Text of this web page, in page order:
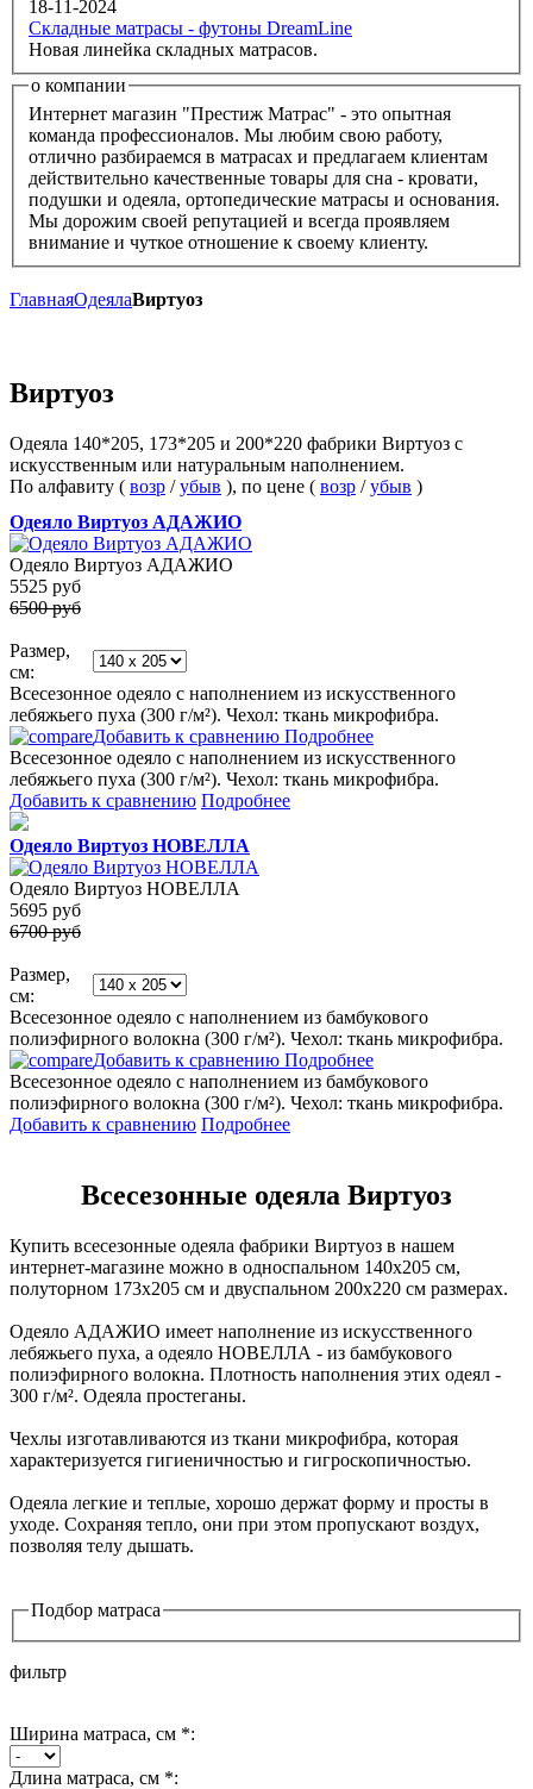
18-11-2024
Складные матрасы - футоны DreamLine
Новая линейка складных матрасов.
о компании
Интернет магазин "Престиж Матрас" - это опытная
команда профессионалов. Мы любим свою работу,
отлично разбираемся в матрасах и предлагаем клиентам
действительно качественные товары для сна - кровати,
подушки и одеяла, ортопедические матрасы и основания.
Мы дорожим своей репутацией и всегда проявляем
внимание и чуткое отношение к своему клиенту.
ГлавнаяОдеялаВиртуоз
Виртуоз
Одеяла 140*205, 173*205 и 200*220 фабрики Виртуоз с
искусственным или натуральным наполнением.
По алфавиту ( возр /убыв ), по цене ( возр /убыв )
Одеяло Виртуоз АДАЖИО
Одеяло Виртуоз АДАЖИО
5525 руб
6500 руб
Размер,
см:
Всесезонное одеяло с наполнением из искусственного
лебяжьего пуха (300 г/м²). Чехол: ткань микрофибра.
Добавить к сравнению Подробнее
Всесезонное одеяло с наполнением из искусственного
лебяжьего пуха (300 г/м²). Чехол: ткань микрофибра.
Добавить к сравнению Подробнее
Одеяло Виртуоз НОВЕЛЛА
Одеяло Виртуоз НОВЕЛЛА
5695 руб
6700 руб
Размер,
см:
Всесезонное одеяло с наполнением из бамбукового
полиэфирного волокна (300 г/м²). Чехол: ткань микрофибра.
Добавить к сравнению Подробнее
Всесезонное одеяло с наполнением из бамбукового
полиэфирного волокна (300 г/м²). Чехол: ткань микрофибра.
Добавить к сравнению Подробнее
Всесезонные одеяла Виртуоз
Купить всесезонные одеяла фабрики Виртуоз в нашем
интернет-магазине можно в односпальном 140х205 см,
полуторном 173х205 см и двуспальном 200х220 см размерах.
Одеяло АДАЖИО имеет наполнение из искусственного
лебяжьего пуха, а одеяло НОВЕЛЛА - из бамбукового
полиэфирного волокна. Плотность наполнения этих одеял -
300 г/м². Одеяла простеганы.
Чехлы изготавливаются из ткани микрофибра, которая
характеризуется гигиеничностью и гигроскопичностью.
Одеяла легкие и теплые, хорошо держат форму и просты в
уходе. Сохраняя тепло, они при этом пропускают воздух,
позволяя телу дышать.
Подбор матраса
фильтр
Ширина матраса, см *:
Длина матраса, см *: